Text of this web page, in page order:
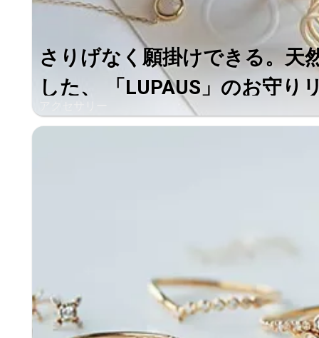
さりげなく願掛けできる。天
した、 「LUPAUS」のお守り